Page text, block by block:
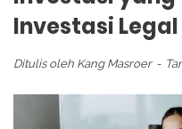
Investasi Legal
Ditulis oleh Kang Masroer